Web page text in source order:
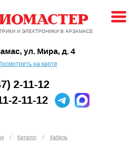
И ЭЛЕКТРОНИКИ В АРЗАМАСЕ
ул. Мира, д. 4
на карте
2-11-12
2-11-12
/ Каталог / Кабель